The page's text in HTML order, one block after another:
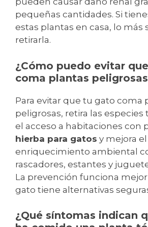
pequeñas cantidades. Si
estas plantas en casa, lo más
retirarla.
¿Cómo puedo evitar
coma plantas
Para evitar que tu gato coma
peligrosas, retira las especies
el acceso a habitaciones con
hierba para gatos y mejora el
enriquecimiento ambiental
rascadores, estantes y
La prevención funciona
gato tiene alternativas
¿Qué síntomas indican